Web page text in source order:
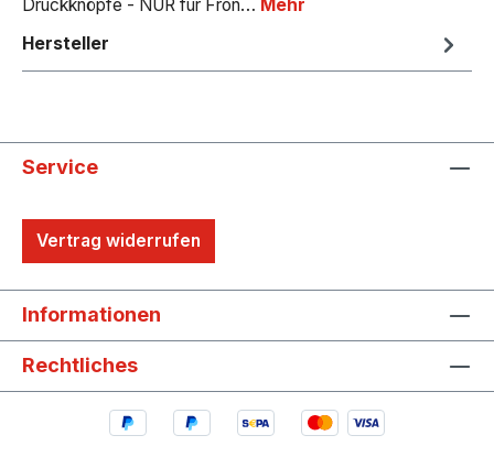
Druckknöpfe - NUR für Fron… Mehr
Hersteller
Service
Vertrag widerrufen
Informationen
Rechtliches